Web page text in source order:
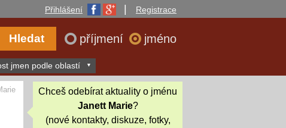
Přihlášení Registrace
příjmení jméno
jmen podle oblastí
Chceš odebírat aktuality o jménu
Janett Marie?
(nové kontakty, diskuze, fotky,